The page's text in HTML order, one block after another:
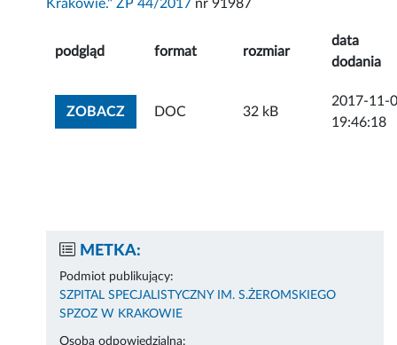
Krakowie." ZP 44/2017 nr 91987
podgląd format rozmiar
data
dodania
ZOBACZZOBACZ ZAŁĄCZNIK
DOC 32 kB
2017-11-
19:46:18
METKA:
Podmiot publikujący:
SZPITAL SPECJALISTYCZNY IM. S.ŻEROMSKIEGO
SPZOZ W KRAKOWIE
Osoba odpowiedzialna: